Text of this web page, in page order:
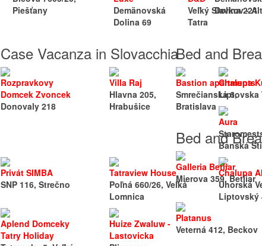
Piešťany
Demänovská
Dolina 69
Dolina 224
Case Vacanza in Slovacchia
Rozpravkovy
Domcek Zvoncek
Donovaly 218
Villa Raj
Hlavna 205,
Hrabušice
Chalupa
Liptovska
Aura
Banská
Privát SIMBA
SNP 116, Strečno
Tatraview House
Poľná 660/26, Veľká
Lomnica
Chalupa
Uhorská
Liptovský
Aplend Domceky
Tatry Holiday
Huize Zwaluw -
Lastovicka
Veľký Slavkov -
Tatra
Bed and
Bastion apartments
Smrečianska 6,
Bratislava
Bed and
Galleria Betliar
Mierova 359, Betliar
Platanus
Veterná 412, Beckov